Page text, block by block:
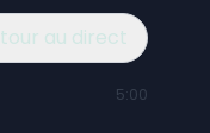
au direct
5:00